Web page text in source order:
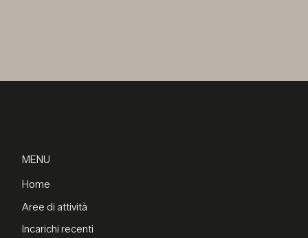
MENU
Home
Aree di attività
Incarichi recenti